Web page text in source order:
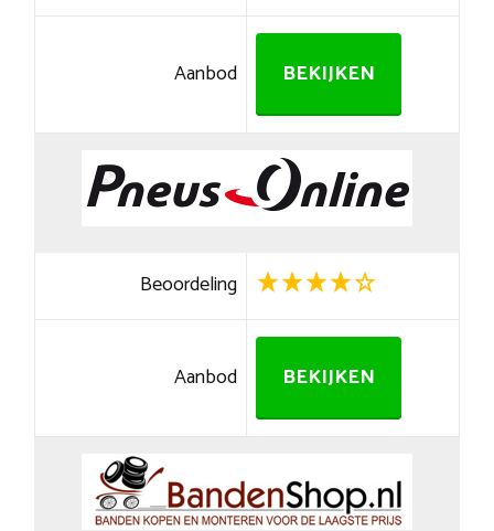
Aanbod BEKIJKEN
Beoordeling
Aanbod BEKIJKEN